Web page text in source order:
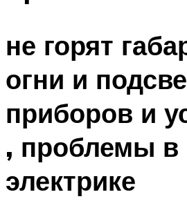
не горят
огни и
приборов и
, проблемы в
электрике